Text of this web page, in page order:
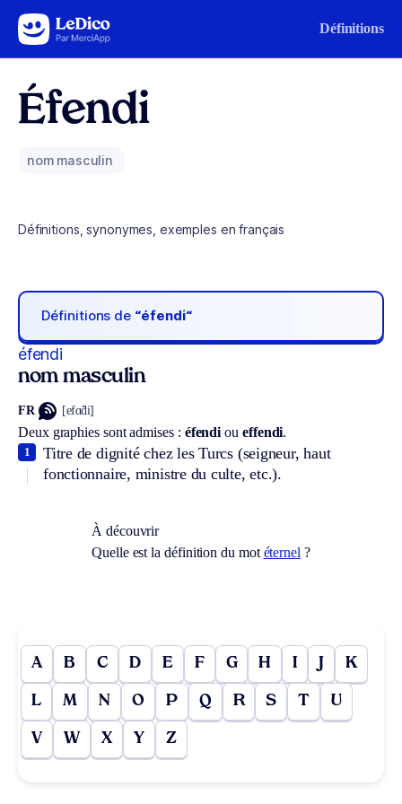
Aller au contenu Définitions
Éfendi
nom masculin
Définitions, synonymes, exemples en français
Définitions de “éfendi“
éfendi
nom masculin
FR [efɑ̃di]
Deux graphies sont admises : éfendi ou effendi.
Titre de dignité chez les Turcs (seigneur, haut
fonctionnaire, ministre du culte, etc.).
1
À découvrir
Quelle est la définition du mot éternel ?
A B C D E F G H I J K
L M N O P Q R S T U
V W X Y Z